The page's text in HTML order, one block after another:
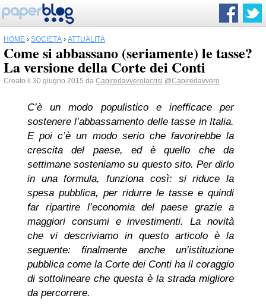
HOME › SOCIETÀ › ATTUALITÀ
Come si abbassano (seriamente) le tasse?
La versione della Corte dei Conti
Creato il 30 giugno 2015 da Capiredavverolacrisi @Capiredavvero
C’è un modo populistico e inefficace per
sostenere l’abbassamento delle tasse in Italia.
E poi c’è un modo serio che favorirebbe la
crescita del paese, ed è quello che da
settimane sosteniamo su questo sito. Per dirlo
in una formula, funziona così: si riduce la
spesa pubblica, per ridurre le tasse e quindi
far ripartire l’economia del paese grazie a
maggiori consumi e investimenti. La novità
che vi descriviamo in questo articolo è la
seguente: finalmente anche un’istituzione
pubblica come la Corte dei Conti ha il coraggio
di sottolineare che questa è la strada migliore
da percorrere.